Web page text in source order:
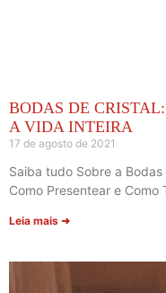
BODAS DE
A VIDA INTEIRA
17 de agosto de 2021
Saiba tudo Sobre a
Como Presentear e Como
Leia mais ➜